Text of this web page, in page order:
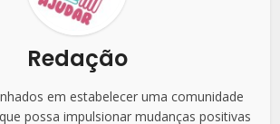
Redação
em estabelecer uma comunidade
possa impulsionar mudanças positivas